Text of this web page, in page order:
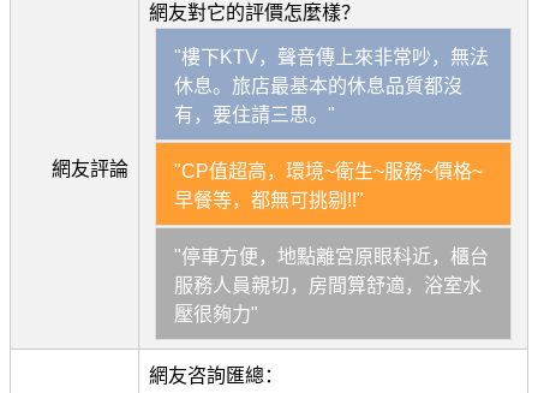
網友評論
網友對它的評價怎麼樣？
"樓下KTV，聲音傳上來非常吵，無法
休息。旅店最基本的休息品質都沒
有，要住請三思。"
"CP值超高，環境~衛生~服務~價格~
早餐等，都無可挑剔!!"
"停車方便，地點離宮原眼科近，櫃台
服務人員親切，房間算舒適，浴室水
壓很夠力"
網友咨詢匯總：